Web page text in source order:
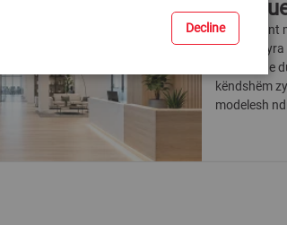
Një element
qenë se
ndriçimin e
këndshëm
modelesh
Decline